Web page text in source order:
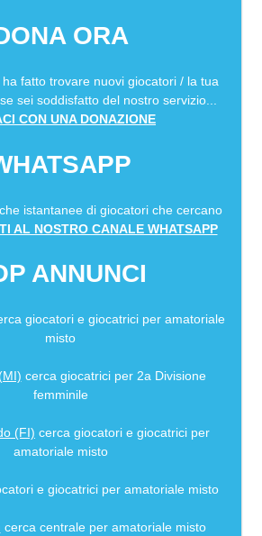
ORA
fatto trovare nuovi giocatori / la tua
sei soddisfatto del nostro servizio...
CON UNA DONAZIONE
istantanee di giocatori che cercano
AL NOSTRO CANALE WHATSAPP
ANNUNCI
giocatori e giocatrici per amatoriale
misto
cerca giocatrici per 2a Divisione
femminile
(FI) cerca giocatori e giocatrici per
amatoriale misto
e giocatrici per amatoriale misto
cerca centrale per amatoriale misto